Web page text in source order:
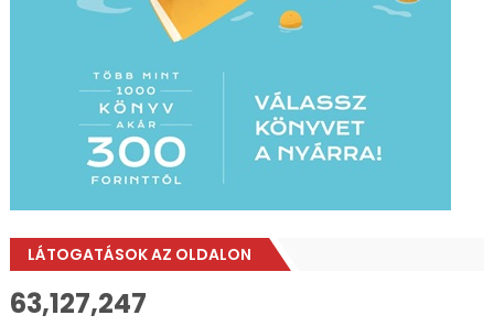
LÁTOGATÁSOK AZ OLDALON
63,127,247